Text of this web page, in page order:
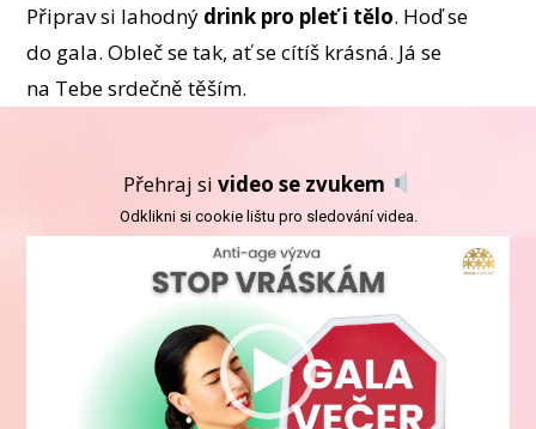
Připrav si lahodný drink pro pleť i tělo. Hoď se
do gala. Obleč se tak, ať se cítíš krásná. Já se
na Tebe srdečně těším.
Přehraj si video se zvukem
Odklikni si cookie lištu pro sledování videa.